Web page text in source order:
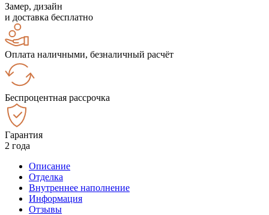
Замер, дизайн
и доставка бесплатно
Оплата наличными, безналичный расчёт
Беспроцентная рассрочка
Гарантия
2 года
Описание
Отделка
Внутреннее наполнение
Информация
Отзывы